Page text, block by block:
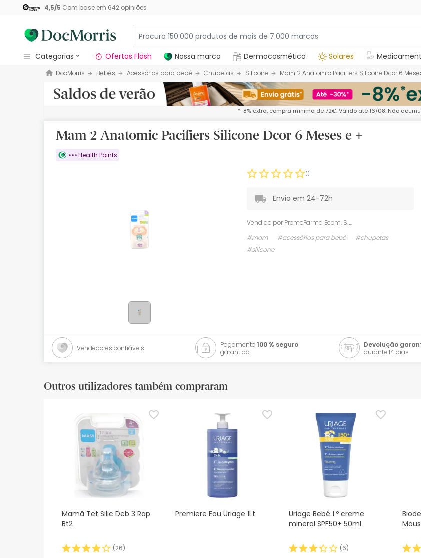
4,5/5 Com base em 642opiniões
categorias
Dermocosmetica
Nossa marca
Medicamentos
Cosmética
Promoções
Mais vendidos
Ofertas Flash Nossa marca Dermocosmética Solares
DocMorris Bebés Acessórios para bebé Chupetas Silicone Mam 2 Anatomic Pacifiers Silicone Dcor 6
*-8% extra, compra mínima de 72€. Válido até 16/08. Não
Mam 2 Anatomic Pacifiers Silicone Dcor 6 Meses e +
Health Points
0
Envio em 24-72h
Vendido por PromoFarma Ecom, S.L.
#mam
#acessórios para bebé
#chupetas
#silicone
Vendedores confiáveis Pagamento100 % seguro
garantido
Devolução
durante 14 dias
Outros utilizadores também compraram
Mamã Tet Silic Deb 3 Rap
Bt2
(26)
Premiere Eau Uriage 1Lt
Uriage Bebé 1.º creme
mineral SPF50+ 50ml
(6)